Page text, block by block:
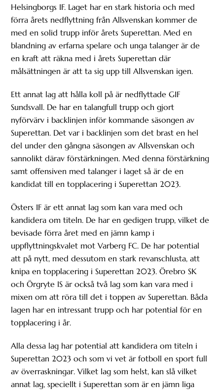
Helsingborgs IF. Laget har en stark historia och med
förra årets nedflyttning från Allsvenskan kommer de
med en solid trupp inför årets Superettan. Med en
blandning av erfarna spelare och unga talanger är de
en kraft att räkna med i årets Superettan där
målsättningen är att ta sig upp till Allsvenskan igen.
Ett annat lag att hålla koll på är nedflyttade GIF
Sundsvall. De har en talangfull trupp och gjort
nyförvärv i backlinjen inför kommande säsongen av
Superettan. Det var i backlinjen som det brast en hel
del under den gångna säsongen av Allsvenskan och
sannolikt därav förstärkningen. Med denna förstärkning
samt offensiven med talanger i laget så är de en
kandidat till en topplacering i Superettan 2023.
Östers IF är ett annat lag som kan vara med och
kandidera om titeln. De har en gedigen trupp, vilket de
bevisade förra året med en jämn kamp i
uppflyttningskvalet mot Varberg FC. De har potential
att på nytt, med dessutom en stark revanschlusta, att
knipa en topplacering i Superettan 2023. Örebro SK
och Örgryte IS är också två lag som kan vara med i
mixen om att röra till det i toppen av Superettan. Båda
lagen har en intressant trupp och har potential för en
topplacering i år.
Alla dessa lag har potential att kandidera om titeln i
Superettan 2023 och som vi vet är fotboll en sport full
av överraskningar. Vilket lag som helst, kan slå vilket
annat lag, speciellt i Superettan som är en jämn liga